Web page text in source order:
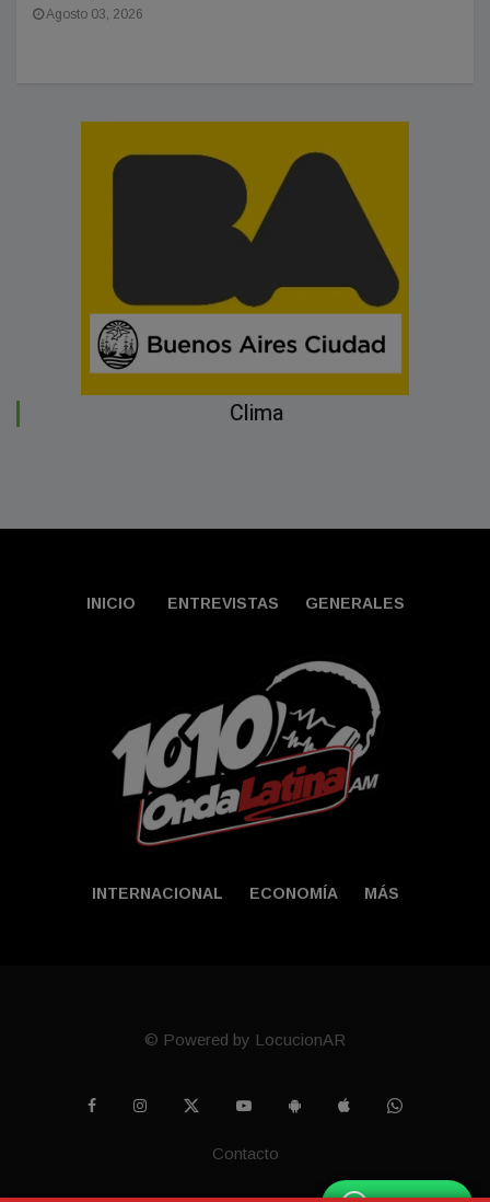
Agosto 03, 2026
Clima
INICIO ENTREVISTAS GENERALES
INTERNACIONAL ECONOMÍA MÁS
© Powered by LocucionAR
Contacto